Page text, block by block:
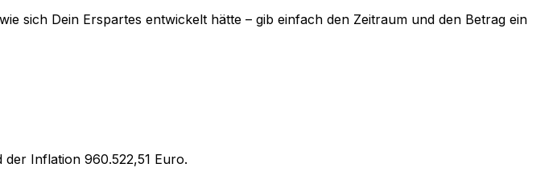
sich Dein Erspartes entwickelt hätte – gib einfach den Zeitraum und den Betrag ein
der Inflation 960.522,51 Euro.